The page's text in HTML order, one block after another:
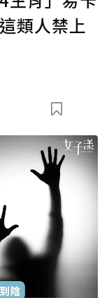
確認送出
購買點數
類人禁上